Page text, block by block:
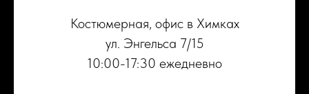
Костюмерная, офис в Химках
ул. Энгельса 7/15
10:00-17:30 ежедневно